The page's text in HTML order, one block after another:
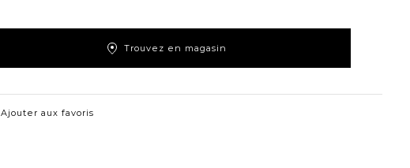
Trouvez en magasin
Ajouter aux favoris